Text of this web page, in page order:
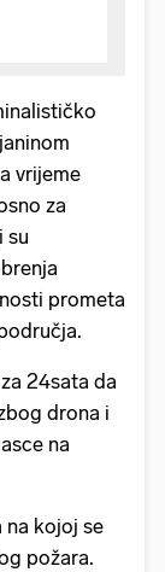
vrijeme
za
su
prometa
24sata da
drona i
na
na kojoj se
požara.